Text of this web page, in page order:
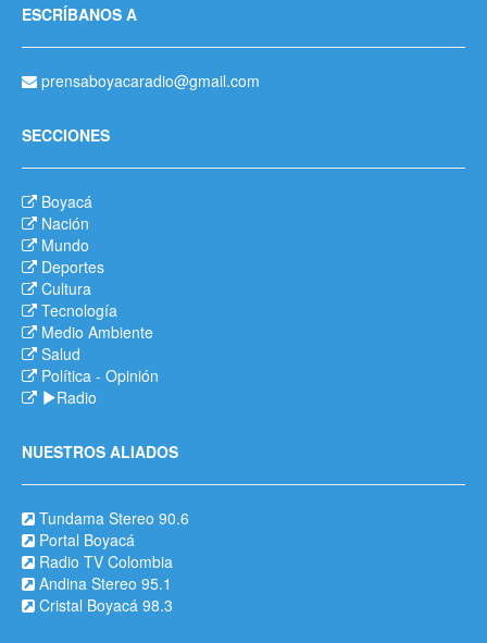
ESCRÍBANOS A
prensaboyacaradio@gmail.com
SECCIONES
Boyacá
Nación
Mundo
Deportes
Cultura
Tecnología
Medio Ambiente
Salud
Política - Opinión
Radio
NUESTROS ALIADOS
Tundama Stereo 90.6
Portal Boyacá
Radio TV Colombia
Andina Stereo 95.1
Cristal Boyacá 98.3